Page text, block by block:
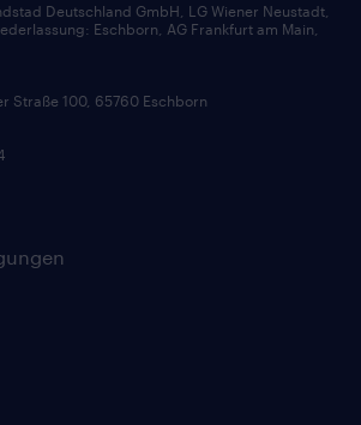
Deutschland GmbH, LG Wiener Neustadt,
Eschborn, AG Frankfurt am Main,
Straße 100, 65760 Eschborn